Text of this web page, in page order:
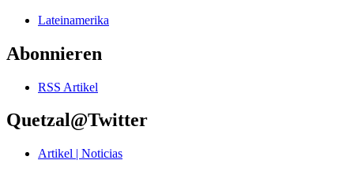
Lateinamerika
Abonnieren
RSS Artikel
Quetzal@Twitter
Artikel | Noticias